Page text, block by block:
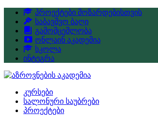
პროექტები მოზარდებისთვის
საბავშვო ბაღი
გამომცემლობა
ონლაინ აკადემია
სკოლა
ინტეგრა
კურსები
სალონური საუბრები
პროექტები